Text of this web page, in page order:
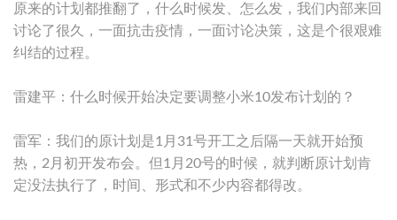
原来的计划都推翻了，什么时候发、怎么发，我们内部来回
讨论了很久，一面抗击疫情，一面讨论决策，这是个很艰难
纠结的过程。
雷建平：什么时候开始决定要调整小米10发布计划的？
雷军：我们的原计划是1月31号开工之后隔一天就开始预
热，2月初开发布会。但1月20号的时候，就判断原计划肯
定没法执行了，时间、形式和不少内容都得改。